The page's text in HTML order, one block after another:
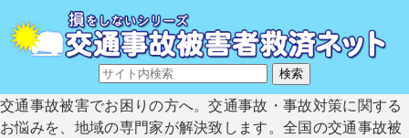
交通事故被害でお困りの方へ。交通事故・事故対策に関する
お悩みを、地域の専門家が解決致します。全国の交通事故被